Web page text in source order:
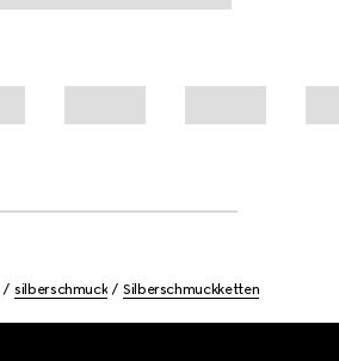
silberschmuck Silberschmuckketten